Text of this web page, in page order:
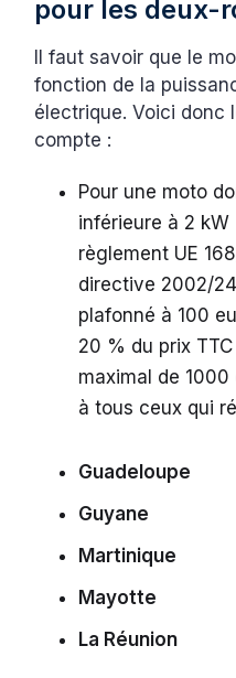
pour les deux-
Il faut savoir que le
fonction de la
électrique. Voici donc
compte :
Pour une moto
inférieure à 2
règlement UE
directive 2002/
plafonné à 100
20 % du prix
maximal de
à tous ceux qui
Guadeloupe
Guyane
Martinique
Mayotte
La Réunion